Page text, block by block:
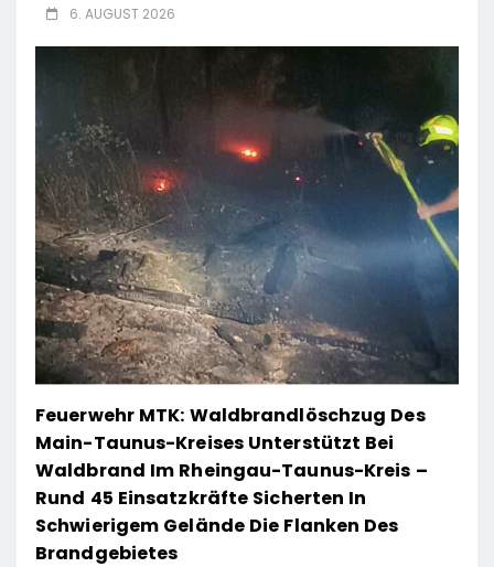
6. AUGUST 2026
Feuerwehr MTK: Waldbrandlöschzug Des
Main-Taunus-Kreises Unterstützt Bei
Waldbrand Im Rheingau-Taunus-Kreis –
Rund 45 Einsatzkräfte Sicherten In
Schwierigem Gelände Die Flanken Des
Brandgebietes